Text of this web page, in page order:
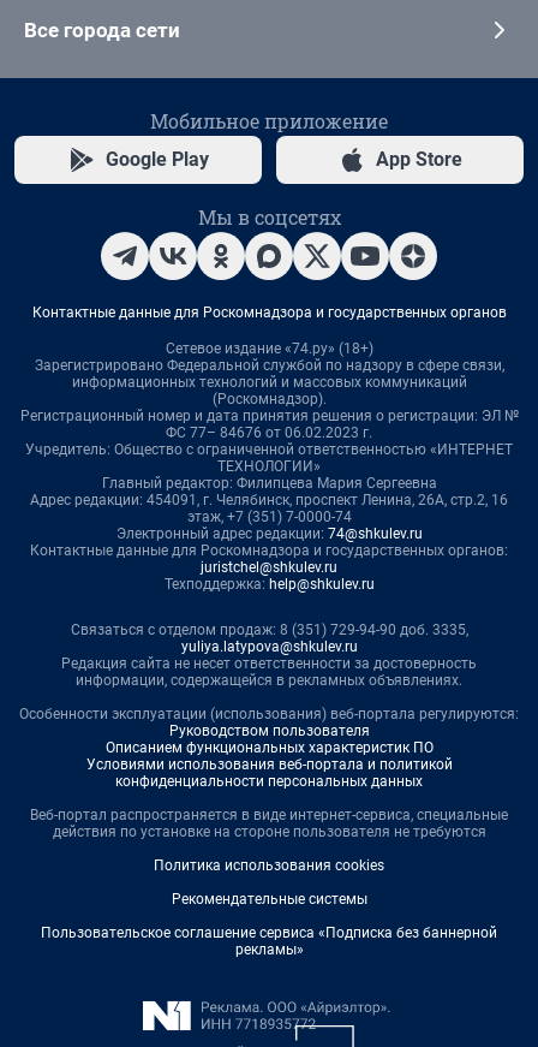
Все города сети
Мобильное приложение
Google Play App Store
Мы в соцсетях
Контактные данные для Роскомнадзора и государственных органов
Сетевое издание «74.ру» (18+)
Зарегистрировано Федеральной службой по надзору в сфере связи,
информационных технологий и массовых коммуникаций
(Роскомнадзор).
Регистрационный номер и дата принятия решения о регистрации: ЭЛ №
ФС 77– 84676 от 06.02.2023 г.
Учредитель: Общество с ограниченной ответственностью «ИНТЕРНЕТ
ТЕХНОЛОГИИ»
Главный редактор: Филипцева Мария Сергеевна
Адрес редакции: 454091, г. Челябинск, проспект Ленина, 26А, стр.2, 16
этаж, +7 (351) 7-0000-74
Электронный адрес редакции: 74@shkulev.ru
Контактные данные для Роскомнадзора и государственных органов:
juristchel@shkulev.ru
Техподдержка: help@shkulev.ru
Связаться с отделом продаж: 8 (351) 729-94-90 доб. 3335,
yuliya.latypova@shkulev.ru
Редакция сайта не несет ответственности за достоверность
информации, содержащейся в рекламных объявлениях.
Особенности эксплуатации (использования) веб-портала регулируются:
Руководством пользователя
Описанием функциональных характеристик ПО
Условиями использования веб-портала и политикой
конфиденциальности персональных данных
Веб-портал распространяется в виде интернет-сервиса, специальные
действия по установке на стороне пользователя не требуются
Политика использования cookies
Рекомендательные системы
Пользовательское соглашение сервиса «Подписка без баннерной
рекламы»